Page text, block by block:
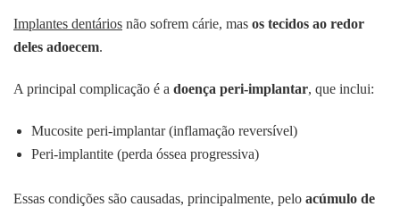
Implantes dentários não sofrem cárie, mas os tecidos ao redor
deles adoecem.
A principal complicação é a doença peri-implantar, que inclui:
Mucosite peri-implantar (inflamação reversível)
Peri-implantite (perda óssea progressiva)
Essas condições são causadas, principalmente, pelo acúmulo de